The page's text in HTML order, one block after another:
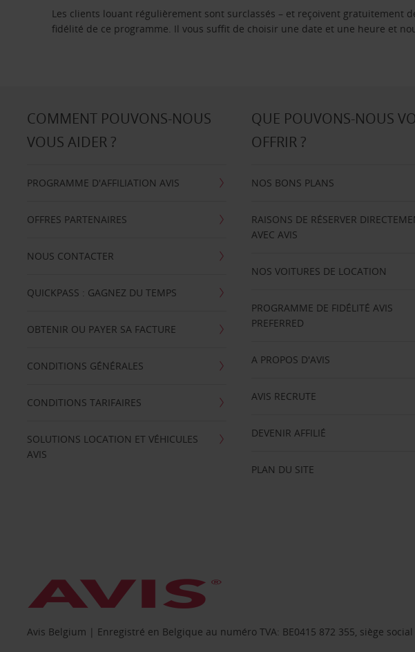
Les clients louant régulièrement sont surclassés – et reçoivent gratuitement
fidélité de ce programme. Il vous suffit de choisir une date et une heure et
COMMENT POUVONS-NOUS
VOUS AIDER ?
PROGRAMME D'AFFILIATION AVIS
OFFRES PARTENAIRES
NOUS CONTACTER
QUICKPASS : GAGNEZ DU TEMPS
OBTENIR OU PAYER SA FACTURE
CONDITIONS GÉNÉRALES
CONDITIONS TARIFAIRES
SOLUTIONS LOCATION ET VÉHICULES
AVIS
QUE POUVONS-NOUS
OFFRIR ?
NOS BONS PLANS
RAISONS DE RÉSERVER
AVEC AVIS
NOS VOITURES DE LOCATION
PROGRAMME DE FIDÉLITÉ AVIS
PREFERRED
A PROPOS D'AVIS
AVIS RECRUTE
DEVENIR AFFILIÉ
PLAN DU SITE
Avis Belgium | Enregistré en Belgique au numéro TVA: BE0415 872 355, siège